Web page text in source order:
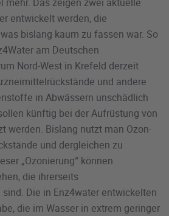
entwickelt werden, die
bislang kaum zu fassen war. So
am Deutschen
Nord-West in Krefeld derzeit
und andere
in Abwässern unschädlich
künftig bei der Aufrüstung von
werden. Bislang nutzt man Ozon-
und dergleichen zu
„Ozonierung“ können
die ihrerseits
Die in Enz4water entwickelten
die im Wasser in extrem geringer